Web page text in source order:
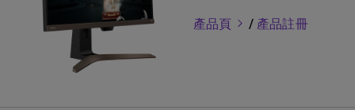
產品頁 / 產品註冊